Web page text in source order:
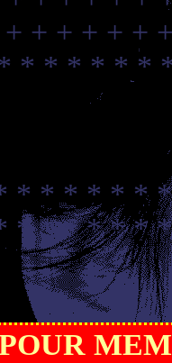
+ + + + +
* * * * * *
* * * * * *
* * * * * *